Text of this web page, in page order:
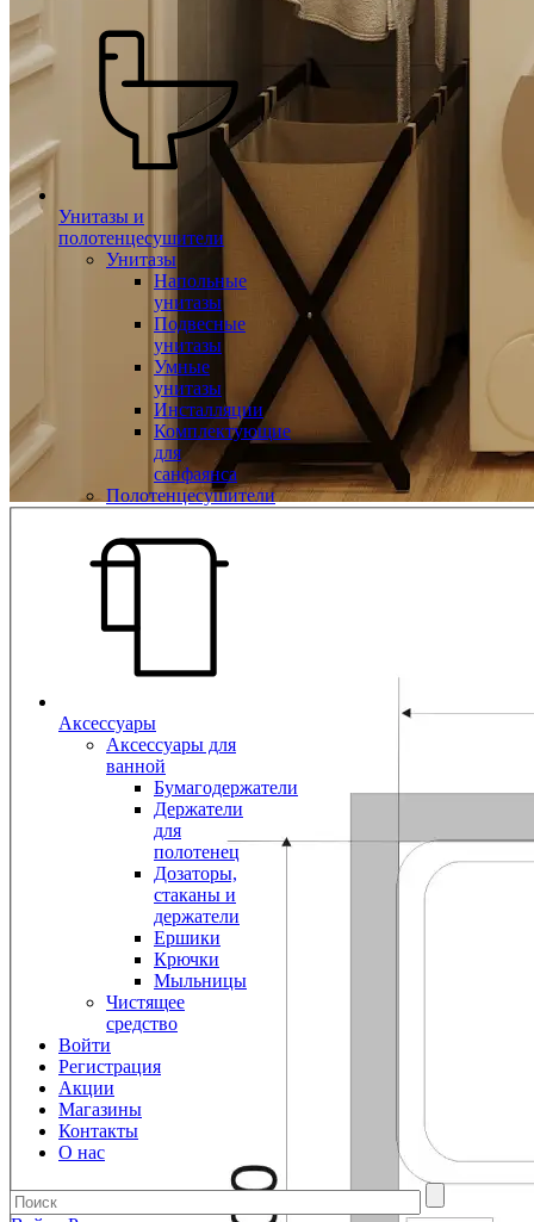
Унитазы и
полотенцесушители
Унитазы
Напольные
унитазы
Подвесные
унитазы
Умные
унитазы
Инсталляции
Комплектующие
для
санфаянса
Полотенцесушители
Аксессуары
Аксессуары для
ванной
Бумагодержатели
Держатели
для
полотенец
Дозаторы,
стаканы и
держатели
Ершики
Крючки
Мыльницы
Чистящее
средство
Войти
Регистрация
Акции
Магазины
Контакты
О нас